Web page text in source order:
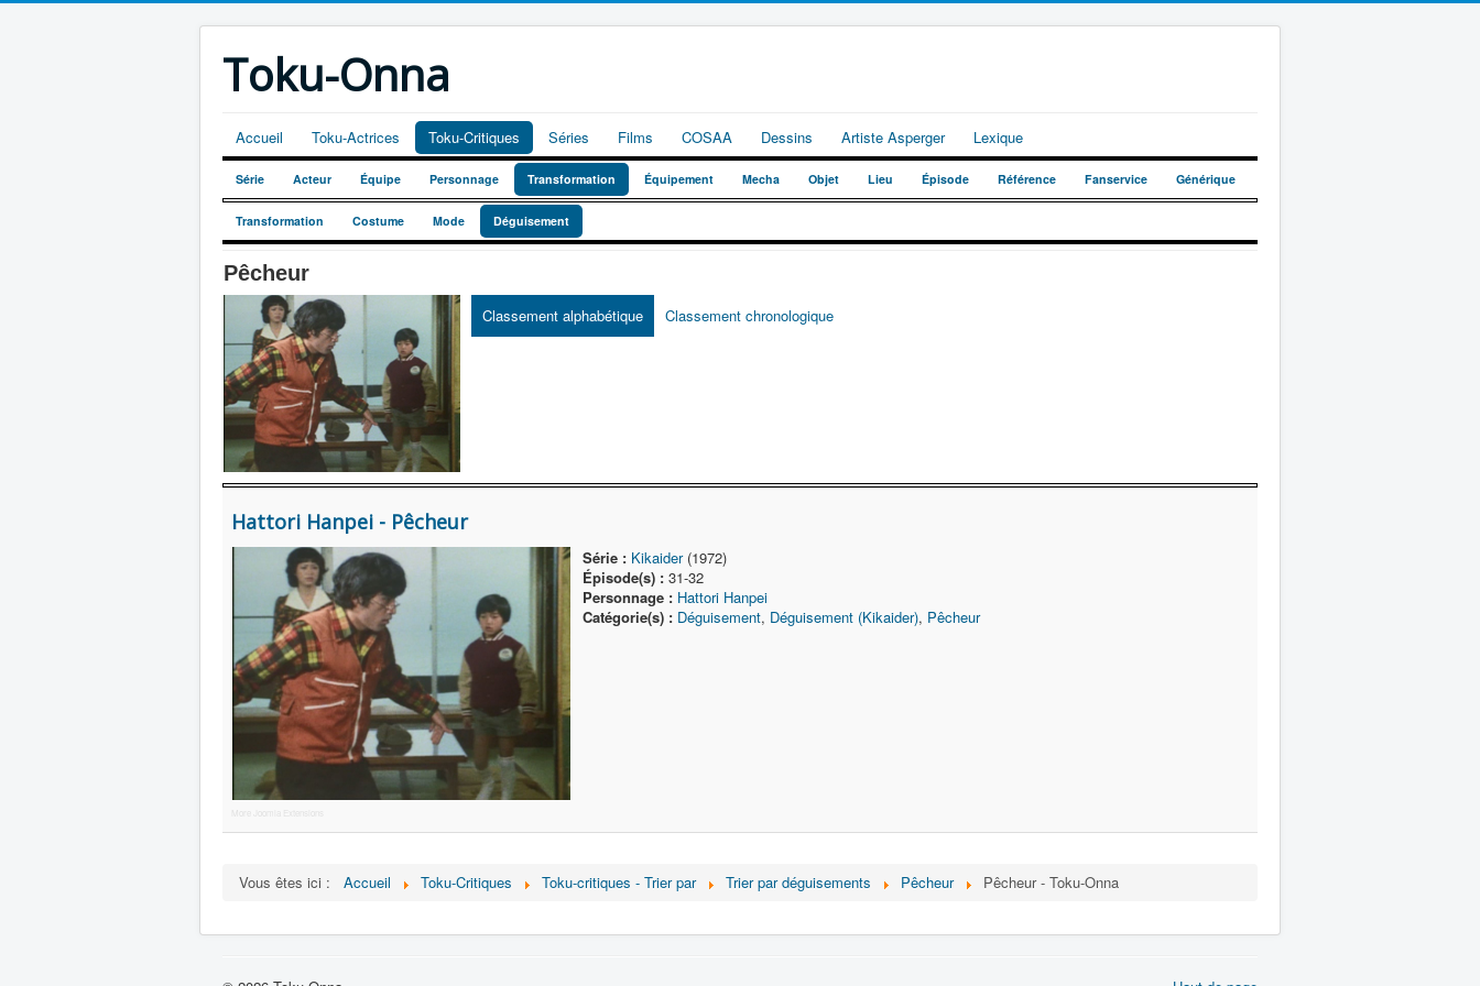
Toku-Onna
Accueil Toku-Actrices Toku-Critiques Séries Films COSAA Dessins Artiste Asperger Lexique
Série Acteur Équipe Personnage Transformation Équipement Mecha Objet Lieu Épisode Référence Fanservice Générique
Transformation Costume Mode Déguisement
Pêcheur
Classement alphabétique Classement chronologique
Hattori Hanpei - Pêcheur
Série : Kikaider(1972)
Épisode(s) : 31-32
Personnage : Hattori Hanpei
Catégorie(s) : Déguisement, Déguisement (Kikaider), Pêcheur
More Joomla Extensions
Vous êtes ici : Accueil Toku-Critiques Toku-critiques - Trier par Trier par déguisements Pêcheur Pêcheur - Toku-Onna